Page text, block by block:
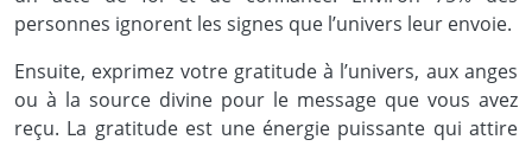
personnes ignorent les signes que l’univers leur envoie.
Ensuite, exprimez votre gratitude à l’univers, aux anges
ou à la source divine pour le message que vous avez
reçu. La gratitude est une énergie puissante qui attire